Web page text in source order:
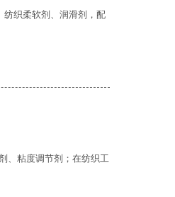
纺织柔软剂、润滑剂，配
、粘度调节剂；在纺织工